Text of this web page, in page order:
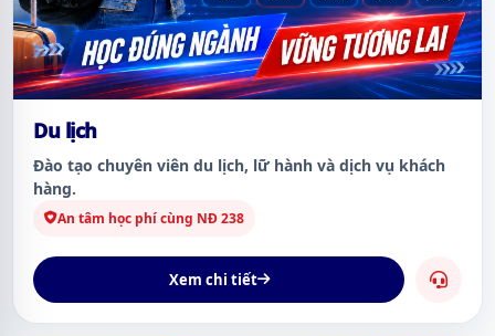
Du lịch
Đào tạo chuyên viên du lịch, lữ hành và dịch vụ khách
hàng.
An tâm học phí cùng NĐ 238
Xem chi tiết